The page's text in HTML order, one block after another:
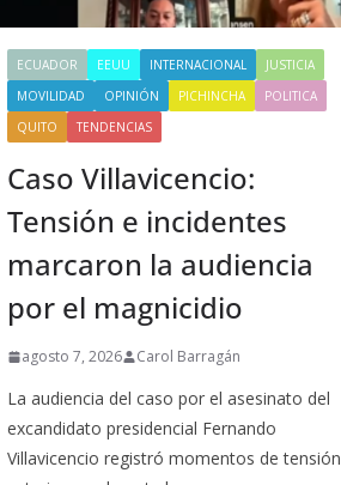
ECUADOR EEUU INTERNACIONAL
JUSTICIA
MOVILIDAD
OPINIÓN PICHINCHA
POLITICA
QUITO
TENDENCIAS
Caso Villavicencio:
Tensión e incidentes
marcaron la audiencia
por el magnicidio
agosto 7, 2026 Carol Barragán
La audiencia del caso por el asesinato del
excandidato presidencial Fernando
Villavicencio registró momentos de tensión